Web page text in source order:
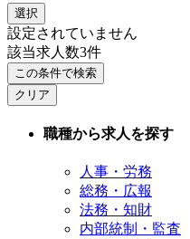
選択
設定されていません
該当求人数3件
この条件で検索
クリア
職種から求人を探す
人事・労務
総務・広報
法務・知財
内部統制・監査